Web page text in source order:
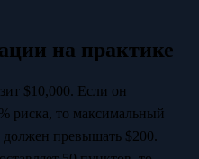
на практике
$10,000. Если он
риска, то максимальный
должен превышать $200.